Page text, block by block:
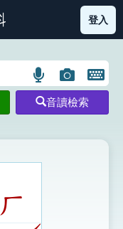
部首索引表圖示
登入
語
言
搜
示
圖
片
搜
開
鍵
圖
音讀檢索
ㄏ